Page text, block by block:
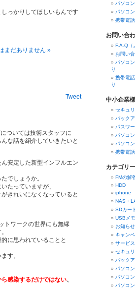
っかりしてほしいもんです
まだありません »
Tweet
ついては技術スタッフに
な話を紹介していきたいと
安定した新型インフルエン
でしょうか。
たっていますが、
きれいになくなっていると
トワークの世界にも無縁
に思われていることと
す。
感染するだけではない、
パソコ
パソコ
携帯電
お問い合
F.A.Q（
お問い
パソコ
り
携帯電
り
中小企業
セキュ
バック
パスワ
パソコ
パソコ
携帯電
カテゴリー
FMの解
HDD
iphone
NAS・
SDカー
USBメ
お知らせ
キャン
サービ
セキュ
バック
パソコ
パソコ
パソコ